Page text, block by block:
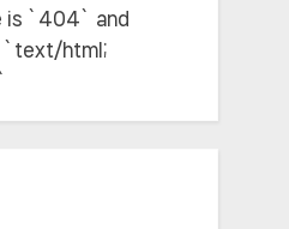
is `404` and
`text/html;